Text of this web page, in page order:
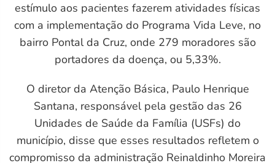
estímulo aos pacientes fazerem atividades físicas
com a implementação do Programa Vida Leve, no
bairro Pontal da Cruz, onde 279 moradores são
portadores da doença, ou 5,33%.
O diretor da Atenção Básica, Paulo Henrique
Santana, responsável pela gestão das 26
Unidades de Saúde da Família (USFs) do
município, disse que esses resultados refletem o
compromisso da administração Reinaldinho Moreira